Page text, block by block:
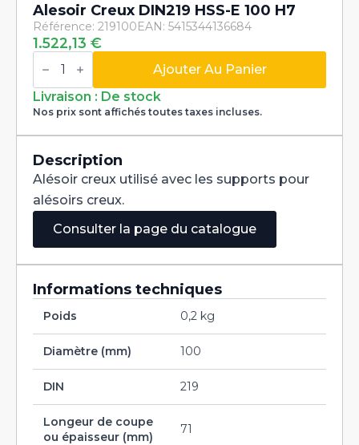
Alesoir Creux DIN219 HSS-E 100 H7
Référence: 219100EAN: 5415344136684
1.522,13 €
quantité
de
Creux
DIN219
HSS-
E
H7
Ajouter Au Panier
Livraison : De stock
Nos prix sont affichés toutes taxes incluses.
Description
Alésoir creux utilisé avec les supports pour
alésoirs creux.
Consulter la page du catalogue
Informations techniques
Poids 0,2 kg
Diamètre (mm) 100
DIN 219
Longeur de coupe
ou épaisseur (mm)
71